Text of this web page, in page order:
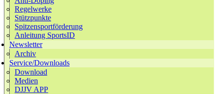
Regelwerke
Stützpunkte
Spitzensportförderung
Anleitung SportsID
Newsletter
Archiv
Service/Downloads
Download
Medien
DJJV APP